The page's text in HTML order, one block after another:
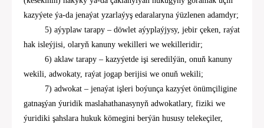
kazyýete ýa-da jenaýat yzarlaýyş edaralaryna ýüzlenen adamdyr;
5) aýyplaw tarapy – döwlet aýyplaýjysy, jebir çeken, raýat
hak isleýjisi, olaryň kanuny wekilleri we wekilleridir;
6) aklaw tarapy – kazyýetde işi seredilýän, onuň kanuny
wekili, adwokaty, raýat jogap berijisi we onuň wekili;
7) adwokat – jenaýat işleri boýunça kazyýet önümçiligine
gatnaşýan ýuridik maslahathanasynyň adwokatlary, fiziki we
ýuridiki şahslara hukuk kömegini berýän hususy telekeçiler,